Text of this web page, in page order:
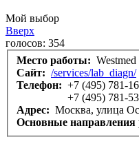
Мой выбор
Вверх
голосов: 354
Место работы:
Сайт: /services/lab_diagn/
Телефон: +7 (495) 781-
+7 (495) 781-
Адрес: Москва, улица
Основные направления